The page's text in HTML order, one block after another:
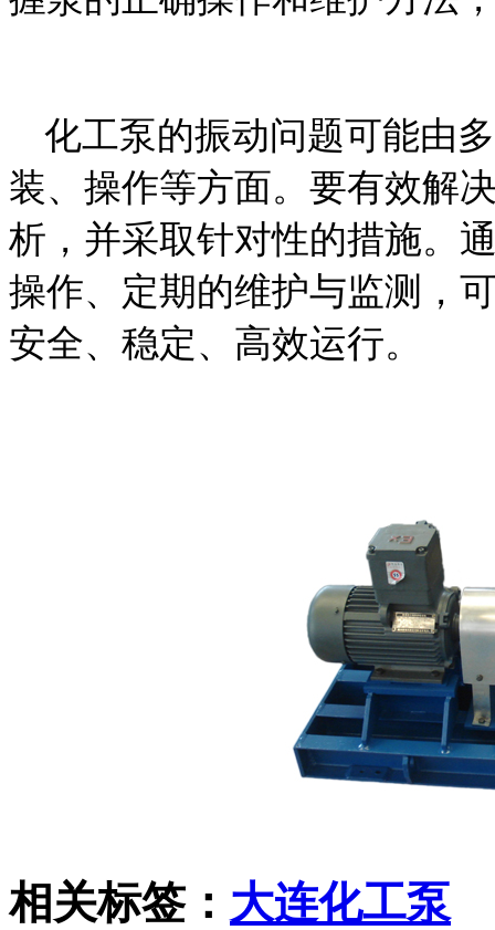
化工泵的振动问题可能由
装、操作等方面。要有效解
析，并采取针对性的措施。
操作、定期的维护与监测，
安全、稳定、高效运行。
相关标签： 大连化工泵